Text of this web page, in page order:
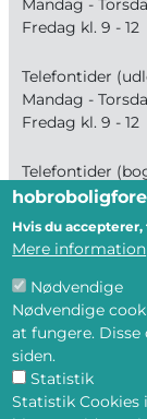
Mandag -
Fredag kl. 9 - 12
Telefontider
Mandag -
Fredag kl. 9 - 12
Telefontider
Mandag -
--- Og få
mail eller
Hvis du
Mere information
Nødvendige
Nødvendige
at fungere.
siden.
Statistik
Statistik Cookies